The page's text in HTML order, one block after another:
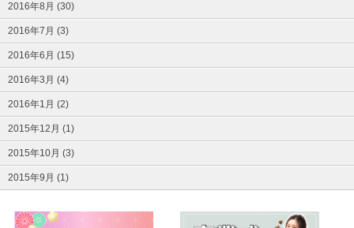
2016年8月 (30)
2016年7月 (3)
2016年6月 (15)
2016年3月 (4)
2016年1月 (2)
2015年12月 (1)
2015年10月 (3)
2015年9月 (1)